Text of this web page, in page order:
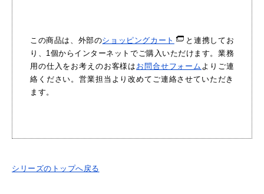
この商品は、外部のショッピングカート
と連携してお
り、1個からインターネットでご購入いただけます。業務
用の仕入をお考えのお客様は お問合せフォーム よりご連
絡ください。営業担当より改めてご連絡させていただき
ます。
シリーズのトップへ戻る